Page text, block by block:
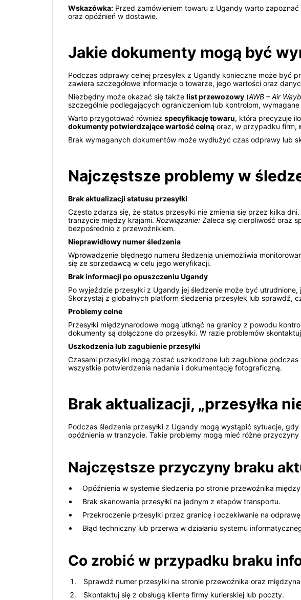
Wskazówka: Przed zamówieniem towaru z Ugandy warto
oraz opóźnień w dostawie.
Jakie dokumenty mogą być
Podczas odprawy celnej przesyłek z Ugandy konieczne może być
zawiera szczegółowe informacje o towarze, jego wartości oraz
Niezbędny może okazać się także list przewozowy (AWB – Air
szczególnie podlegających ograniczeniom lub kontrolom, wymagane
Warto przygotować również specyfikację towaru, która precyzuje
dokumenty potwierdzające wartość celną oraz, w przypadku firm,
Brak wymaganych dokumentów może wydłużyć czas odprawy lub
Najczęstsze problemy w
Brak aktualizacji statusu przesyłki
Często zdarza się, że status przesyłki nie zmienia się przez kilka
tranzycie między krajami. Rozwiązanie: Zaleca się cierpliwość oraz
bezpośrednio z przewoźnikiem.
Nieprawidłowy numer śledzenia
Wprowadzenie błędnego numeru śledzenia uniemożliwia
się ze sprzedawcą w celu jego weryfikacji.
Brak informacji po opuszczeniu Ugandy
Po wyjeździe przesyłki z Ugandy jej śledzenie może być
Skorzystaj z globalnych platform śledzenia przesyłek lub sprawdź,
Problemy celne
Przesyłki międzynarodowe mogą utknąć na granicy z powodu
dokumenty są dołączone do przesyłki. W razie problemów
Uszkodzenia lub zagubienie przesyłki
Czasami przesyłki mogą zostać uszkodzone lub zagubione podczas
wszystkie potwierdzenia nadania i dokumentację fotograficzną.
Brak aktualizacji, „przesyłka
Podczas śledzenia przesyłki z Ugandy mogą wystąpić sytuacje,
opóźnienia w tranzycie. Takie problemy mogą mieć różne
Najczęstsze przyczyny braku
Opóźnienia w systemie śledzenia po stronie przewoźnika
Brak skanowania przesyłki na jednym z etapów transportu.
Przekroczenie przesyłki przez granicę i oczekiwanie na
Błąd techniczny lub przerwa w działaniu systemu
Co zrobić w przypadku braku
Sprawdź numer przesyłki na stronie przewoźnika oraz
Skontaktuj się z obsługą klienta firmy kurierskiej lub poczty.